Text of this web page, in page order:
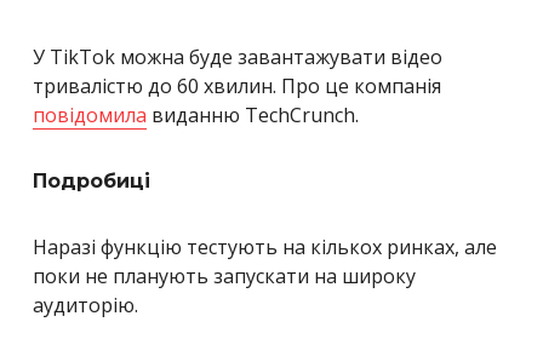
У TikTok можна буде завантажувати відео
тривалістю до 60 хвилин. Про це компанія
повідомила виданню TechCrunch.
Подробиці
Наразі функцію тестують на кількох ринках, але
поки не планують запускати на широку
аудиторію.